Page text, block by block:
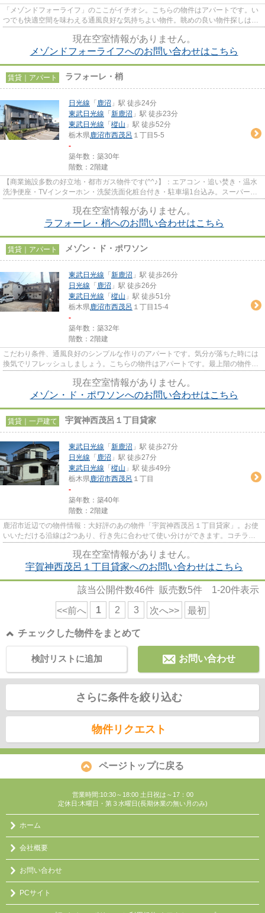
「メゾンドフォーライフ」のここがイチオシ。こちらの物件はアパートです。い
つでも快適空間を味わえる通風良好な気持ちよい物件。眺めの良い物件探しは、
現在空室情報がありません。
メゾンドフォーライフへのお問い合わせはこちら
賃貸｜アパート ラフォーレ・梢
日光線 「 鹿沼 」駅 徒歩24分
東武日光線 「 新鹿沼 」駅 徒歩23分
東武日光線 「 樅山 」駅 徒歩52分
栃木県鹿沼市西茂呂 １丁目5-5
-
築年数：築30年
階数：2階建
【商業施設多数の好立地・都市ガス物件です(^^♪】：エアコン・追い焚き・温水
洗浄便座・TVインターホン・洗髪洗面化粧台付き・駐車場1台込み。スーパー・
現在空室情報がありません。
ラフォーレ・梢へのお問い合わせはこちら
賃貸｜アパート メゾン・ド・ポワソン
東武日光線 「 新鹿沼 」駅 徒歩26分
日光線 「 鹿沼 」駅 徒歩26分
東武日光線 「 樅山 」駅 徒歩51分
栃木県鹿沼市西茂呂 １丁目15-4
-
築年数：築32年
階数：2階建
こだわり条件、通風良好のシンプルな作りのアパートです。気分が落ちた時には
換気でリフレッシュしましょう。こちらの物件はアパートです。最上階の物件で
現在空室情報がありません。
メゾン・ド・ポワソンへのお問い合わせはこちら
賃貸｜一戸建て 宇賀神西茂呂１丁目貸家
東武日光線 「 新鹿沼 」駅 徒歩27分
日光線 「 鹿沼 」駅 徒歩27分
東武日光線 「 樅山 」駅 徒歩49分
栃木県鹿沼市西茂呂 １丁目
-
築年数：築40年
階数：2階建
鹿沼市近辺での物件情報：大好評のあの物件「宇賀神西茂呂１丁目貸家」。お使
いいただける沿線は2つあり、行き先に合わせて使い分けができます。コチラの
現在空室情報がありません。
宇賀神西茂呂１丁目貸家へのお問い合わせはこちら
該当公開件数46件 販売数5件 1-20件表示
<<前へ 1 2 3 次へ>> 最初
チェックした物件をまとめて
お問い合わせ
検討リストに追加
さらに条件を絞り込む
物件リクエスト
ページトップに戻る
営業時間:10:30～18:00 土日祝は～17：00
定休日:木曜日・第３水曜日(長期休業の無い月のみ)
ホーム
会社概要
お問い合わせ
PCサイト